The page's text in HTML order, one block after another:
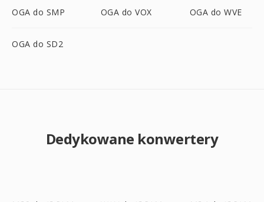
OGA do SMP OGA do VOX OGA do WVE
OGA do SD2
Dedykowane konwertery